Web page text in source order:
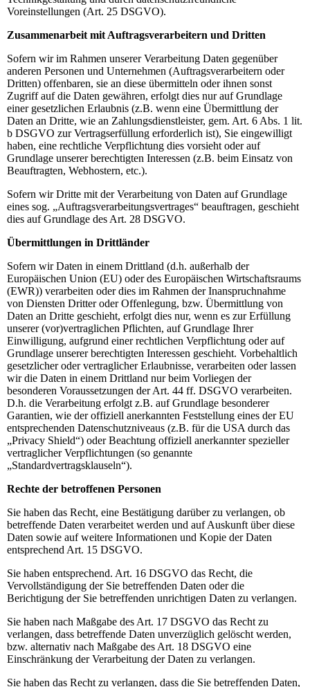
Voreinstellungen (Art. 25 DSGVO).
Zusammenarbeit mit Auftragsverarbeitern und Dritten
Sofern wir im Rahmen unserer Verarbeitung Daten gegenüber
anderen Personen und Unternehmen (Auftragsverarbeitern oder
Dritten) offenbaren, sie an diese übermitteln oder ihnen sonst
Zugriff auf die Daten gewähren, erfolgt dies nur auf Grundlage
einer gesetzlichen Erlaubnis (z.B. wenn eine Übermittlung der
Daten an Dritte, wie an Zahlungsdienstleister, gem. Art. 6 Abs. 1 lit.
b DSGVO zur Vertragserfüllung erforderlich ist), Sie eingewilligt
haben, eine rechtliche Verpflichtung dies vorsieht oder auf
Grundlage unserer berechtigten Interessen (z.B. beim Einsatz von
Beauftragten, Webhostern, etc.).
Sofern wir Dritte mit der Verarbeitung von Daten auf Grundlage
eines sog. „Auftragsverarbeitungsvertrages“ beauftragen, geschieht
dies auf Grundlage des Art. 28 DSGVO.
Übermittlungen in Drittländer
Sofern wir Daten in einem Drittland (d.h. außerhalb der
Europäischen Union (EU) oder des Europäischen Wirtschaftsraums
(EWR)) verarbeiten oder dies im Rahmen der Inanspruchnahme
von Diensten Dritter oder Offenlegung, bzw. Übermittlung von
Daten an Dritte geschieht, erfolgt dies nur, wenn es zur Erfüllung
unserer (vor)vertraglichen Pflichten, auf Grundlage Ihrer
Einwilligung, aufgrund einer rechtlichen Verpflichtung oder auf
Grundlage unserer berechtigten Interessen geschieht. Vorbehaltlich
gesetzlicher oder vertraglicher Erlaubnisse, verarbeiten oder lassen
wir die Daten in einem Drittland nur beim Vorliegen der
besonderen Voraussetzungen der Art. 44 ff. DSGVO verarbeiten.
D.h. die Verarbeitung erfolgt z.B. auf Grundlage besonderer
Garantien, wie der offiziell anerkannten Feststellung eines der EU
entsprechenden Datenschutzniveaus (z.B. für die USA durch das
„Privacy Shield“) oder Beachtung offiziell anerkannter spezieller
vertraglicher Verpflichtungen (so genannte
„Standardvertragsklauseln“).
Rechte der betroffenen Personen
Sie haben das Recht, eine Bestätigung darüber zu verlangen, ob
betreffende Daten verarbeitet werden und auf Auskunft über diese
Daten sowie auf weitere Informationen und Kopie der Daten
entsprechend Art. 15 DSGVO.
Sie haben entsprechend. Art. 16 DSGVO das Recht, die
Vervollständigung der Sie betreffenden Daten oder die
Berichtigung der Sie betreffenden unrichtigen Daten zu verlangen.
Sie haben nach Maßgabe des Art. 17 DSGVO das Recht zu
verlangen, dass betreffende Daten unverzüglich gelöscht werden,
bzw. alternativ nach Maßgabe des Art. 18 DSGVO eine
Einschränkung der Verarbeitung der Daten zu verlangen.
Sie haben das Recht zu verlangen, dass die Sie betreffenden Daten,